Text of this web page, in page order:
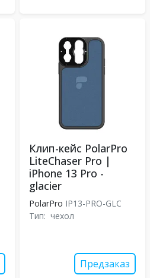
Клип-кейс PolarPro
LiteChaser Pro |
iPhone 13 Pro -
glacier
PolarPro IP13-PRO-GLC
Тип: чехол
Предзаказ